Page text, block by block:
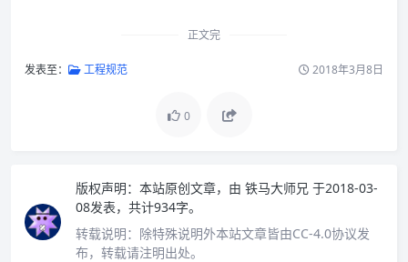
正文完
发表至： 工程规范 2018年3月8日
0
版权声明： 本站原创文章，由 铁马大师兄 于2018-03-
08发表，共计934字。
转载说明： 除特殊说明外本站文章皆由CC-4.0协议发
布，转载请注明出处。